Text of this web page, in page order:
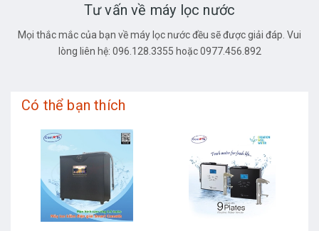
Tư vấn về máy lọc nước
Mọi thắc mắc của bạn về máy lọc nước đều sẽ được giải đáp. Vui
lòng liên hệ: 096.128.3355 hoặc 0977.456.892
Có thể bạn thích